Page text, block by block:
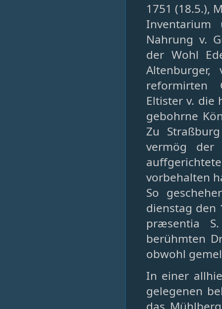
1751 (18.5.),
Inventarium
Nahrung v.
der Wohl
Altenburger,
reformirten
Eltister v. die
gebohrne
Zu
vermög
vorbehalten
So
dienstag den
præsentia
berühmten
obwohl
In einer
gelegenen